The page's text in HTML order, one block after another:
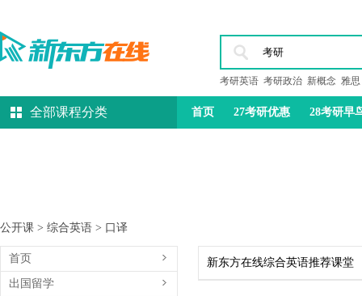
考研英语 考研政治 新概念 雅思
首页 27考研优惠 28考研早
全部课程分类
公开课 > 综合英语 > 口译
首页
出国留学
新东方在线综合英语推荐课堂